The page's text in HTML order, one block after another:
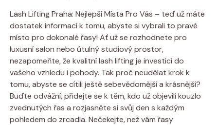
Lash ‌Lifting Praha: ​Nejlepší Místa​ Pro Vás⁢ – teď ​už máte
dostatek​ informací k tomu, abyste si ⁢vybrali ⁣to pravé
místo ‍pro‍ dokonalé‌ řasy! Ať už se rozhodnete ‍pro
⁤luxusní salon nebo⁤ útulný studiový prostor,‌
nezapomeňte, že kvalitní lash lifting je investicí ‌do
vašeho vzhledu i⁢ pohody. Tak ⁢proč neudělat krok ⁣k⁢
tomu, ⁢abyste ⁣se ‍cítili ještě‌ sebevědomější a krásnější?
Buďte odvážní, přidejte se k‌ těm, kdo‍ už objevili kouzlo⁣
zvednutých‍ řas ⁤a‌ rozjasněte si svůj den s každým
pohledem do zrcadla. Nečekejte,‍ než vám řasy